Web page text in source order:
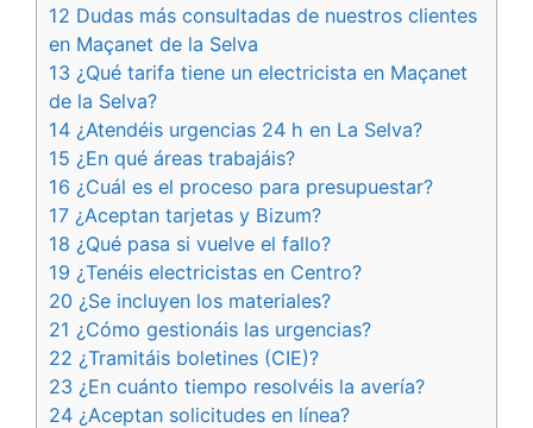
12 Dudas más consultadas de nuestros clientes
en Maçanet de la Selva
13 ¿Qué tarifa tiene un electricista en Maçanet
de la Selva?
14 ¿Atendéis urgencias 24 h en La Selva?
15 ¿En qué áreas trabajáis?
16 ¿Cuál es el proceso para presupuestar?
17 ¿Aceptan tarjetas y Bizum?
18 ¿Qué pasa si vuelve el fallo?
19 ¿Tenéis electricistas en Centro?
20 ¿Se incluyen los materiales?
21 ¿Cómo gestionáis las urgencias?
22 ¿Tramitáis boletines (CIE)?
23 ¿En cuánto tiempo resolvéis la avería?
24 ¿Aceptan solicitudes en línea?